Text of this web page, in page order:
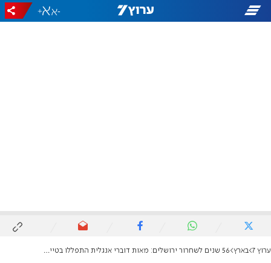
-
+
ערוץ 7 בארץ 56 שנים לשחרור ירושלים: מאות דוברי אנגלית התפללו בטיילת ארמון הנציב